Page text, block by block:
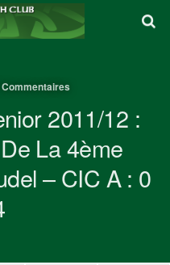
Commentaires
2011/12 :
La 4ème
– CIC A : 0